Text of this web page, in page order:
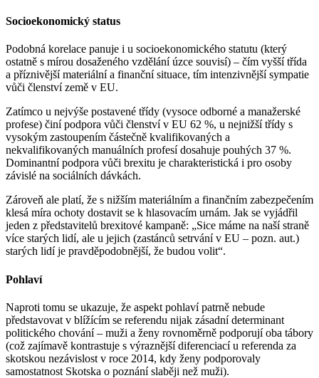
Socioekonomický status
Podobná korelace panuje i u socioekonomického statutu (který
ostatně s mírou dosaženého vzdělání úzce souvisí) – čím vyšší třída
a příznivější materiální a finanční situace, tím intenzivnější sympatie
vůči členství země v EU.
Zatímco u nejvýše postavené třídy (vysoce odborné a manažerské
profese) činí podpora vůči členství v EU 62 %, u nejnižší třídy s
vysokým zastoupením částečně kvalifikovaných a
nekvalifikovaných manuálních profesí dosahuje pouhých 37 %.
Dominantní podpora vůči brexitu je charakteristická i pro osoby
závislé na sociálních dávkách.
Zároveň ale platí, že s nižším materiálním a finančním zabezpečením
klesá míra ochoty dostavit se k hlasovacím urnám. Jak se vyjádřil
jeden z představitelů brexitové kampaně: „Sice máme na naší straně
více starých lidí, ale u jejich (zastánců setrvání v EU – pozn. aut.)
starých lidí je pravděpodobnější, že budou volit“.
Pohlaví
Naproti tomu se ukazuje, že aspekt pohlaví patrně nebude
představovat v blížícím se referendu nijak zásadní determinant
politického chování – muži a ženy rovnoměrně podporují oba tábory
(což zajímavě kontrastuje s výraznější diferenciací u referenda za
skotskou nezávislost v roce 2014, kdy ženy podporovaly
samostatnost Skotska o poznání slaběji než muži).